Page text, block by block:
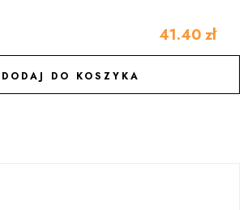
41.40 zł
DODAJ DO KOSZYKA
DODAJ DO ULUBIONYCH